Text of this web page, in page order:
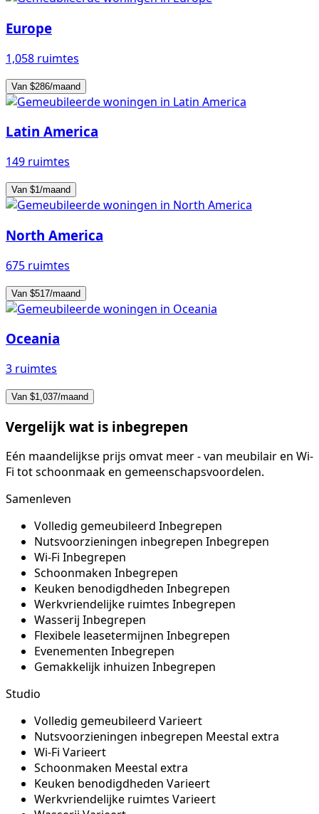
Europe
1,058 ruimtes
Van $286/maand
Latin America
149 ruimtes
Van $1/maand
North America
675 ruimtes
Van $517/maand
Oceania
3 ruimtes
Van $1,037/maand
Vergelijk wat is inbegrepen
Eén maandelijkse prijs omvat meer - van meubilair en Wi-
Fi tot schoonmaak en gemeenschapsvoordelen.
Samenleven
Volledig gemeubileerd Inbegrepen
Nutsvoorzieningen inbegrepen Inbegrepen
Wi-Fi Inbegrepen
Schoonmaken Inbegrepen
Keuken benodigdheden Inbegrepen
Werkvriendelijke ruimtes Inbegrepen
Wasserij Inbegrepen
Flexibele leasetermijnen Inbegrepen
Evenementen Inbegrepen
Gemakkelijk inhuizen Inbegrepen
Studio
Volledig gemeubileerd Varieert
Nutsvoorzieningen inbegrepen Meestal extra
Wi-Fi Varieert
Schoonmaken Meestal extra
Keuken benodigdheden Varieert
Werkvriendelijke ruimtes Varieert